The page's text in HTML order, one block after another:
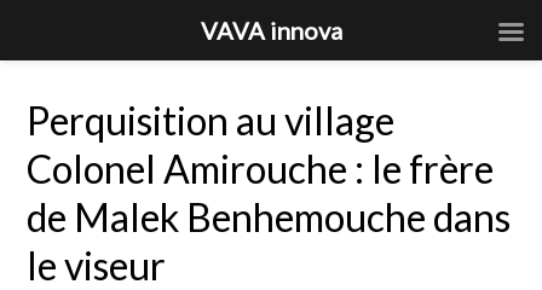
Perquisition au village
Colonel Amirouche : le frère
de Malek Benhemouche dans
le viseur
VAVA innova